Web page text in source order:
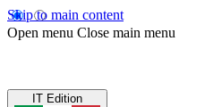
Skip to main content
Open menu Close main menu
IT Edition